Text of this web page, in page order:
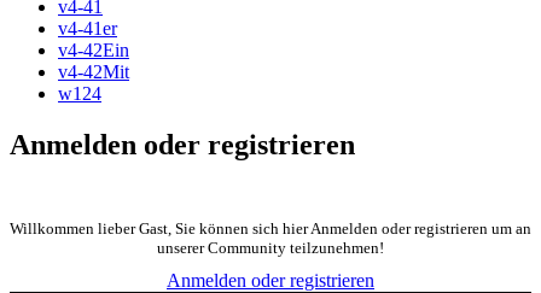
v4-41
v4-41er
v4-42Ein
v4-42Mit
w124
Anmelden oder registrieren
Willkommen lieber Gast, Sie können sich hier Anmelden oder registrieren um an
unserer Community teilzunehmen!
Anmelden oder registrieren